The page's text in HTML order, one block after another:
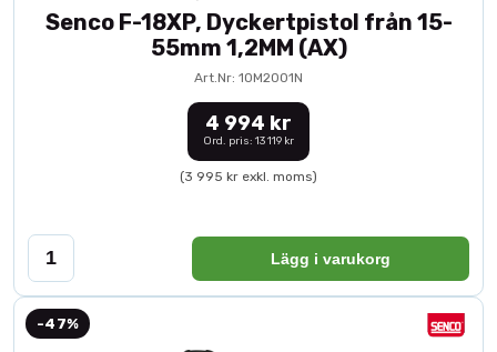
Senco F-18XP, Dyckertpistol från 15-
55mm 1,2MM (AX)
Art.Nr: 10M2001N
4 994 kr
Ord. pris: 13 119 kr
(3 995 kr exkl. moms)
Lägg i varukorg
-47%